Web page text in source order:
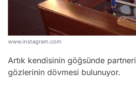
www.instagram.com
Artık kendisinin göğsünde partneri
gözlerinin dövmesi bulunuyor.